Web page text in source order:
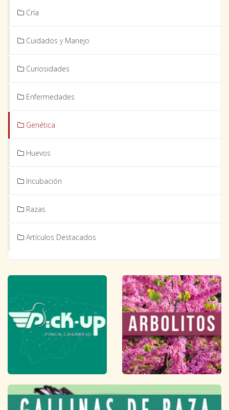
Cría
Cuidados y Manejo
Curiosidades
Enfermedades
Genética
Huevos
Incubación
Razas
Artículos Destacados